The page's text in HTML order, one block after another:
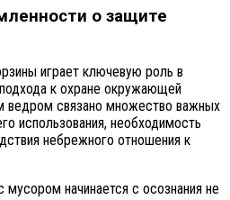
о защите
играет ключевую роль в
к охране окружающей
связано множество важных
использования, необходимость
небрежного отношения к
начинается с осознания не